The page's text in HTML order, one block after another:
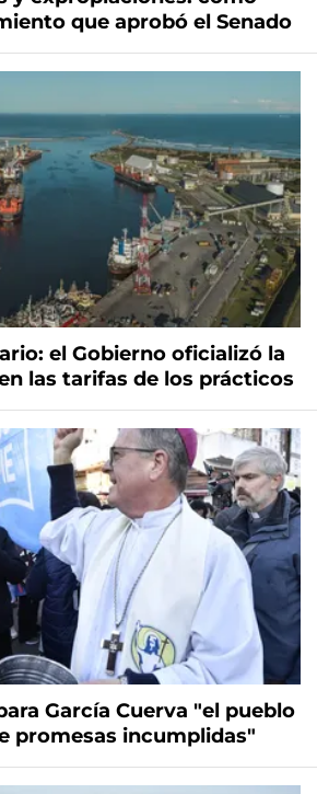
que aprobó el Senado
el Gobierno oficializó la
las tarifas de los prácticos
García Cuerva "el pueblo
promesas incumplidas"